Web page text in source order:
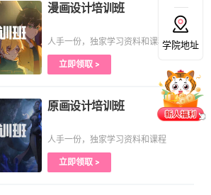
漫画设计培训班
人手一份，独家学习资料和课程
立即领取 >
原画设计培训班
人手一份，独家学习资料和课程
立即领取 >
学院地址